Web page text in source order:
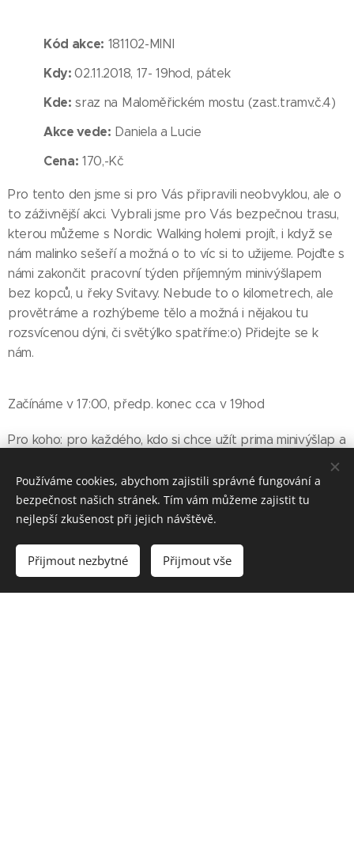
Kód akce: 181102-MINI
Kdy:02.11.2018, 17- 19hod, pátek
Kde: sraz na Maloměřickém mostu (zast.tramv.č.4)
Akce vede: Daniela a Lucie
Cena: 170,-Kč
Pro tento den jsme si pro Vás připravili neobvyklou, ale o
to záživnější akci. Vybrali jsme pro Vás bezpečnou trasu,
kterou můžeme s Nordic Walking holemi projít, i když se
nám malinko sešeří a možná o to víc si to užijeme. Pojďte s
námi zakončit pracovní týden příjemným minivýšlapem
bez kopců, u řeky Svitavy. Nebude to o kilometrech, ale
provětráme a rozhýbeme tělo a možná i nějakou tu
rozsvícenou dýni, či světýlko spatříme:o) Přidejte se k
nám.
Začínáme v 17:00, předp. konec cca v 19hod
Pro koho: pro každého, kdo si chce užít prima minivýšlap a
Cena: 170,-Kč
S sebou: pohodlné oblečení dle počasí, dobrou náladu a
třeba i kámoše, kámošku (čelovky jen pro jistotu, kdo
máte, ale nebudou třeba)
Používáme cookies, abychom zajistili správné fungování a
bezpečnost našich stránek. Tím vám můžeme zajistit tu
nejlepší zkušenost při jejich návštěvě.
Přijmout nezbytné Přijmout vše